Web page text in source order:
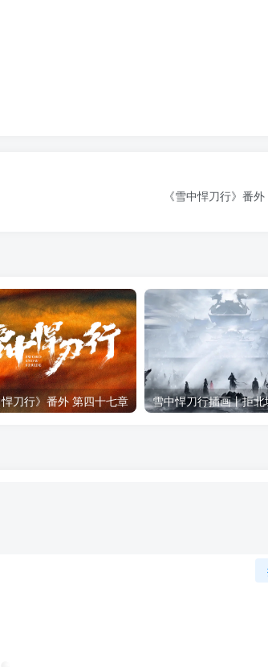
《雪中悍刀行》番
悍刀行》番外 第四十七章